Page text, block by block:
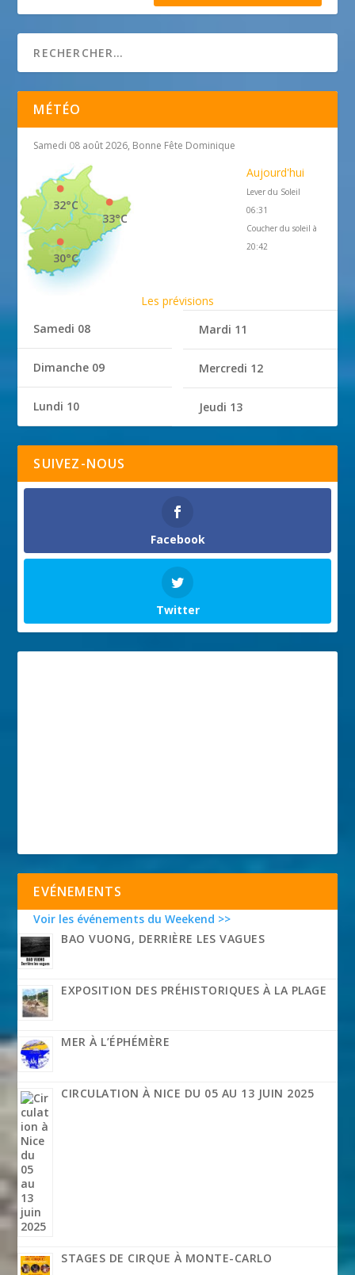
MÉTÉO
Samedi 08 août 2026, Bonne Fête Dominique
33°C
32°C
30°C
Aujourd'hui
Lever du Soleil
06:31
Coucher du soleil à
20:42
Les prévisions
Samedi 08
Dimanche 09
Lundi 10
Mardi 11
Mercredi 12
Jeudi 13
SUIVEZ-NOUS
Facebook
Twitter
EVÉNEMENTS
Voir les événements du Weekend >>
BAO VUONG, DERRIÈRE LES VAGUES
EXPOSITION DES PRÉHISTORIQUES À LA PLAGE
MER À L’ÉPHÉMÈRE
CIRCULATION À NICE DU 05 AU 13 JUIN 2025
STAGES DE CIRQUE À MONTE-CARLO